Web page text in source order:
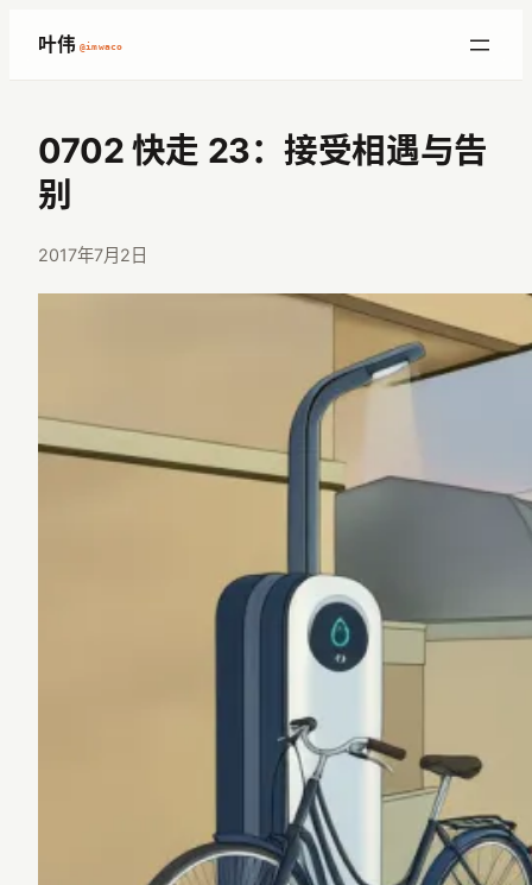
内
叶伟 @imwaco
0702 快走 23：接受相遇与告
别
2017年7月2日